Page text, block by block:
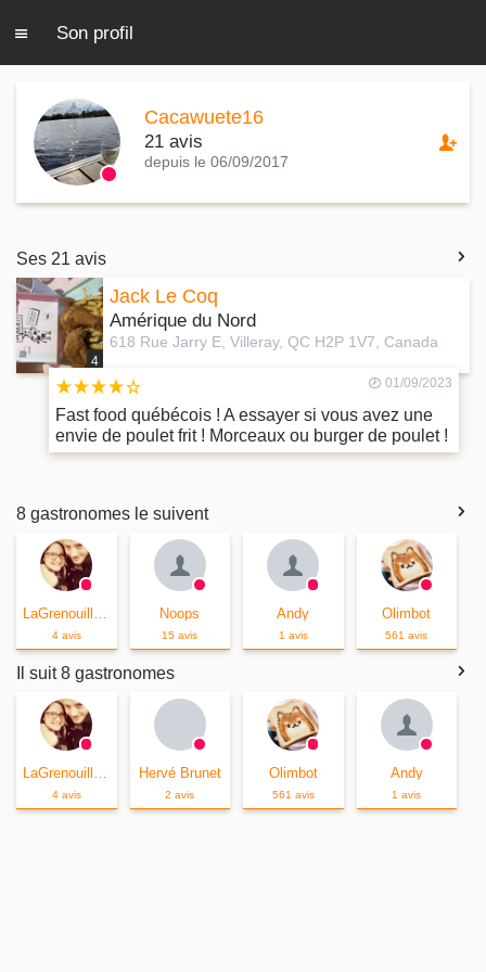
Son profil
Cacawuete16
21 avis
depuis le 06/09/2017
Ses 21 avis
4
Jack Le Coq
Amérique du Nord
618 Rue Jarry E, Villeray, QC H2P 1V7, Canada
01/09/2023
Fast food québécois ! A essayer si vous avez une
envie de poulet frit ! Morceaux ou burger de poulet !
8 gastronomes le suivent
LaGrenouille Brunet
4 avis
Noops
15 avis
Andy
1 avis
Olimbot
561 avis
Il suit 8 gastronomes
LaGrenouille Brunet
4 avis
Hervé Brunet
2 avis
Olimbot
561 avis
Andy
1 avis